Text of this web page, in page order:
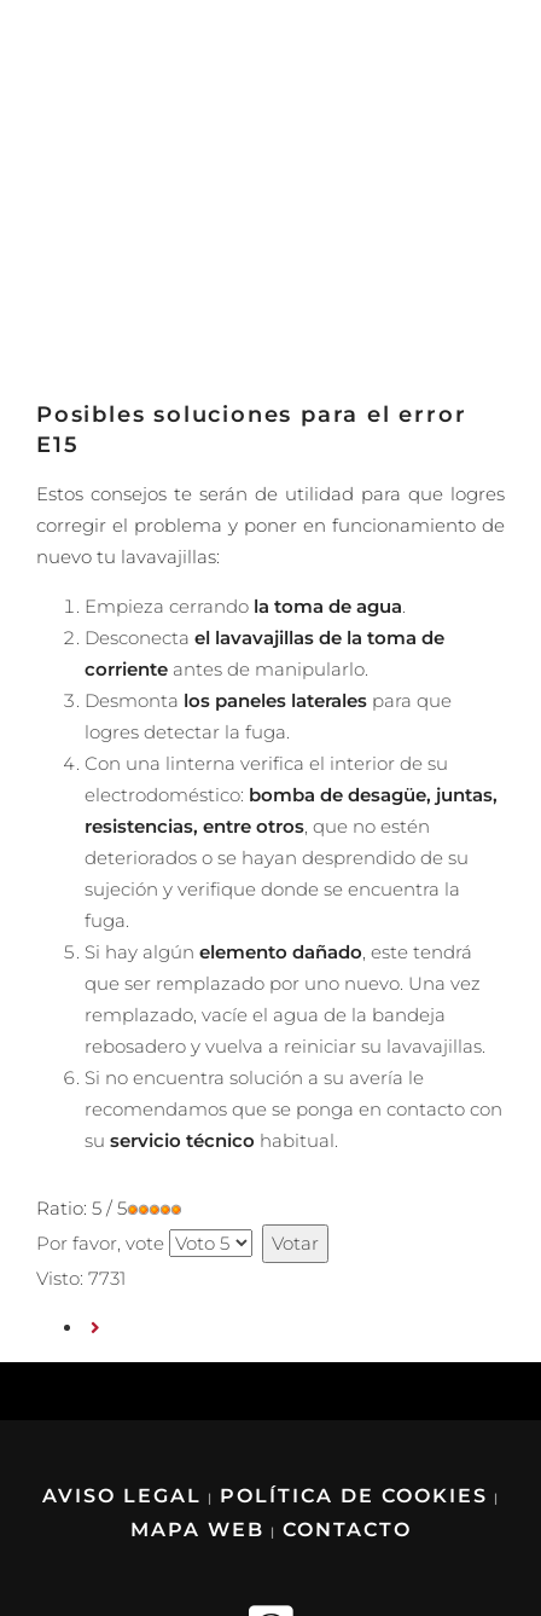
Posibles soluciones para el error
E15
Estos consejos te serán de utilidad para que logres
corregir el problema y poner en funcionamiento de
nuevo tu lavavajillas:
Empieza cerrando la toma de agua.
Desconecta el lavavajillas de la toma de
corriente antes de manipularlo.
Desmonta los paneles laterales para que
logres detectar la fuga.
Con una linterna verifica el interior de su
electrodoméstico: bomba de desagüe, juntas,
resistencias, entre otros, que no estén
deteriorados o se hayan desprendido de su
sujeción y verifique donde se encuentra la
fuga.
Si hay algún elemento dañado, este tendrá
que ser remplazado por uno nuevo. Una vez
remplazado, vacíe el agua de la bandeja
rebosadero y vuelva a reiniciar su lavavajillas.
Si no encuentra solución a su avería le
recomendamos que se ponga en contacto con
su servicio técnico habitual.
Ratio: 5 /5
Por favor, vote
Visto: 7731
AVISO LEGAL | POLÍTICA DE COOKIES |
MAPA WEB | CONTACTO